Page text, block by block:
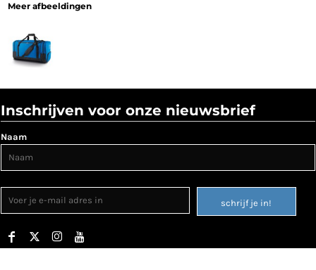
Meer afbeeldingen
Inschrijven voor onze nieuwsbrief
Naam
schrijf je in!